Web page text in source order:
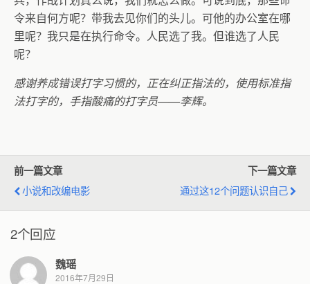
令来自何方呢？带我去见你们的头儿。可他的办公室在哪
里呢？我只是在执行命令。人民选了我。但谁选了人民
呢？
感谢养成错误打字习惯的，正在纠正指法的，使用标准指
法打字的，手指酸痛的打字员——李辉。
前一篇文章
小说和改编电影
下一篇文章
通过这12个问题认识自己
2个回应
魏瑶
2016年7月29日